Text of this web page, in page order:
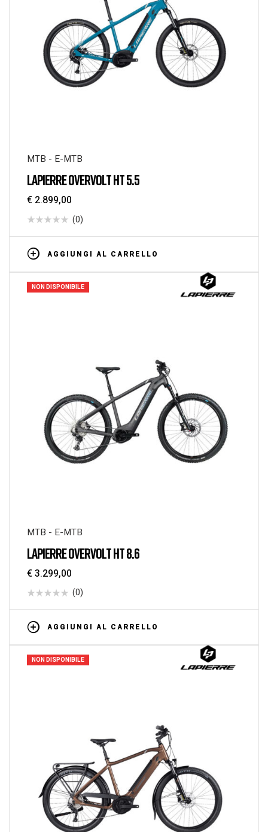
MTB - E-MTB
LAPIERRE OVERVOLT HT 5.5
€ 2.899,00
(0)
AGGIUNGI AL CARRELLO
NON DISPONIBILE
MTB - E-MTB
LAPIERRE OVERVOLT HT 8.6
€ 3.299,00
(0)
AGGIUNGI AL CARRELLO
NON DISPONIBILE